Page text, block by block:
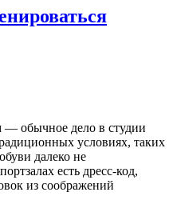
— обычное дело в студии
условиях, таких
далеко не
есть дресс-код,
из соображений